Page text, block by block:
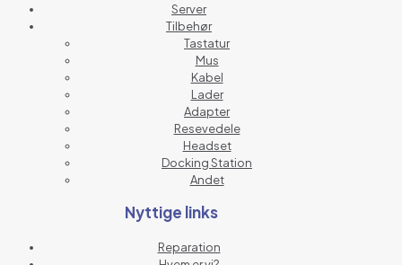
Server
Tilbehør
Tastatur
Mus
Kabel
Lader
Adapter
Resevedele
Headset
Docking Station
Andet
Nyttige links
Reparation